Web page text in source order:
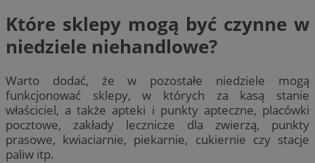
Które sklepy mogą być czynne w
niedziele niehandlowe?
Warto dodać, że w pozostałe niedziele mogą
funkcjonować sklepy, w których za kasą stanie
właściciel, a także apteki i punkty apteczne, placówki
pocztowe, zakłady lecznicze dla zwierzą, punkty
prasowe, kwiaciarnie, piekarnie, cukiernie czy stacje
paliw itp.